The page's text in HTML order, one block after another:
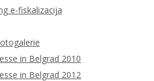
e-fiskalizacija
in Belgrad 2010
in Belgrad 2012